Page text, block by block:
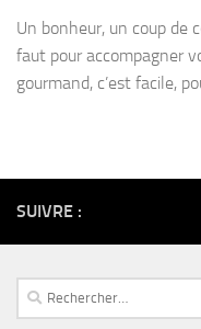
Un bonheur, un coup de
faut pour accompagner
gourmand, c’est facile,
SUIVRE :
Rechercher :